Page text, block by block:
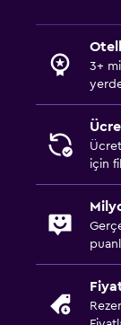
3+
için